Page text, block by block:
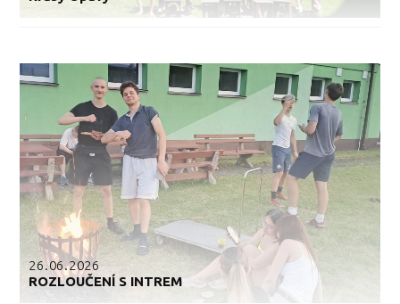
26.06.2026
ROZLOUČENÍ S INTREM